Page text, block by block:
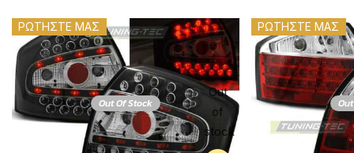
ΡΩΤΗΣΤΕ ΜΑΣ
Out
of
stock
Out Of Stock
ΡΩΤΗΣΤΕ ΜΑΣ